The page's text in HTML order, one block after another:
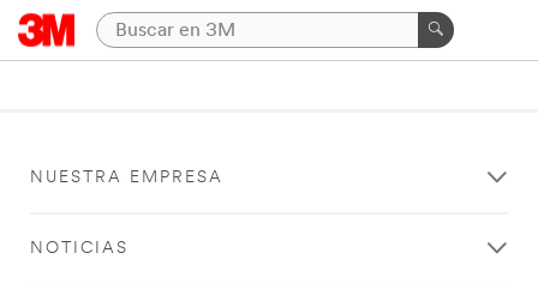
NUESTRA EMPRESA
NOTICIAS